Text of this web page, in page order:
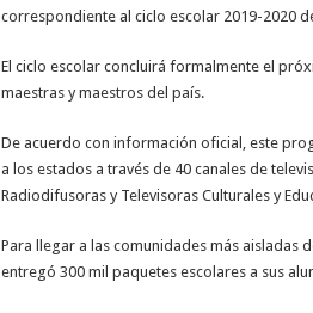
correspondiente al ciclo escolar 2019-2020
El ciclo escolar concluirá formalmente el
maestras y maestros del país.
De acuerdo con información oficial, este
a los estados a través de 40 canales de
Radiodifusoras y Televisoras Culturales y
Para llegar a las comunidades más aisladas
entregó 300 mil paquetes escolares a sus